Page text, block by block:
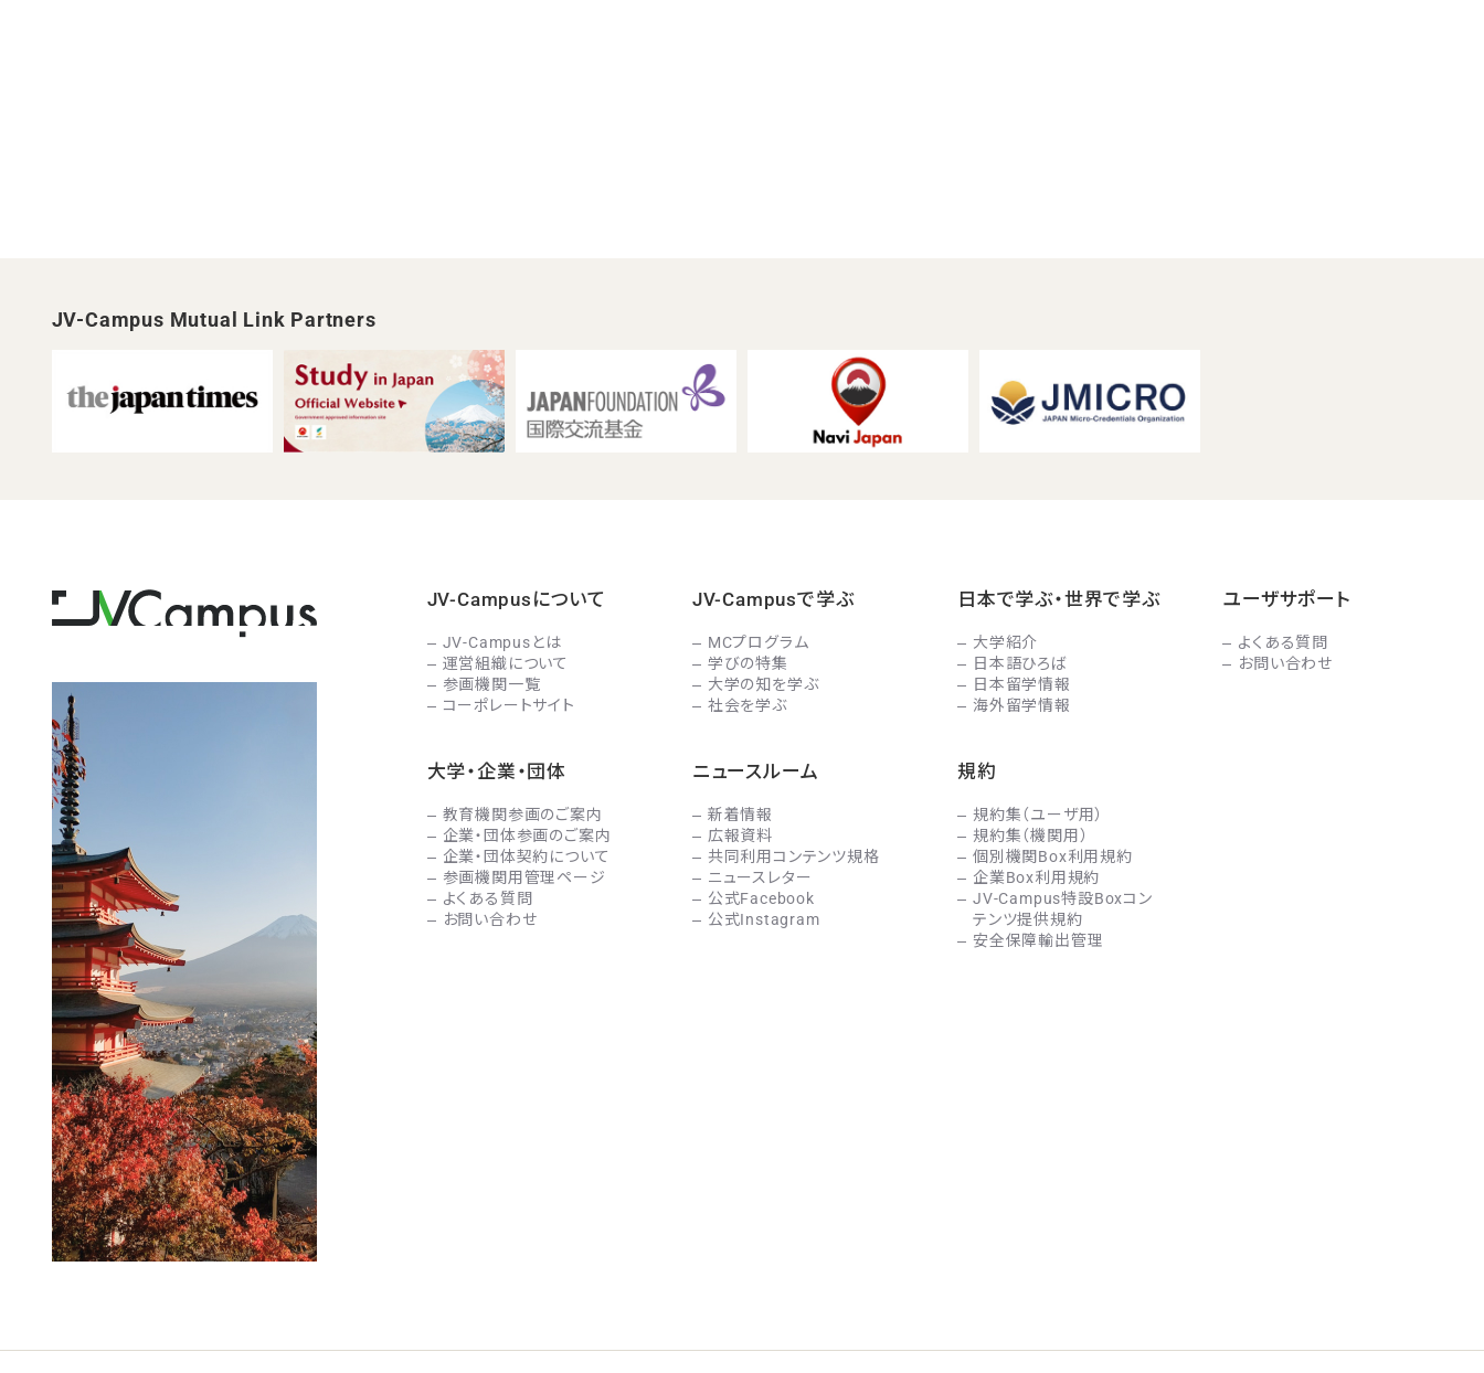
JV-Campus Mutual Link Partners
JV-Campusについて
JV-Campusとは
運営組織について
参画機関一覧
コーポレートサイト
JV-Campusで学ぶ
MCプログラム
学びの特集
大学の知を学ぶ
社会を学ぶ
日本で学ぶ・世界で学ぶ
大学紹介
日本語ひろば
日本留学情報
海外留学情報
ユーザサポート
よくある質問
お問い合わせ
大学・企業・団体
教育機関参画のご案内
企業・団体参画のご案内
企業・団体契約について
参画機関用管理ページ
よくある質問
お問い合わせ
ニュースルーム
新着情報
広報資料
共同利用コンテンツ規格
ニュースレター
公式Facebook
公式Instagram
規約
規約集（ユーザ用）
規約集（機関用）
個別機関Box利用規約
企業Box利用規約
JV-Campus特設Boxコン
テンツ提供規約
安全保障輸出管理